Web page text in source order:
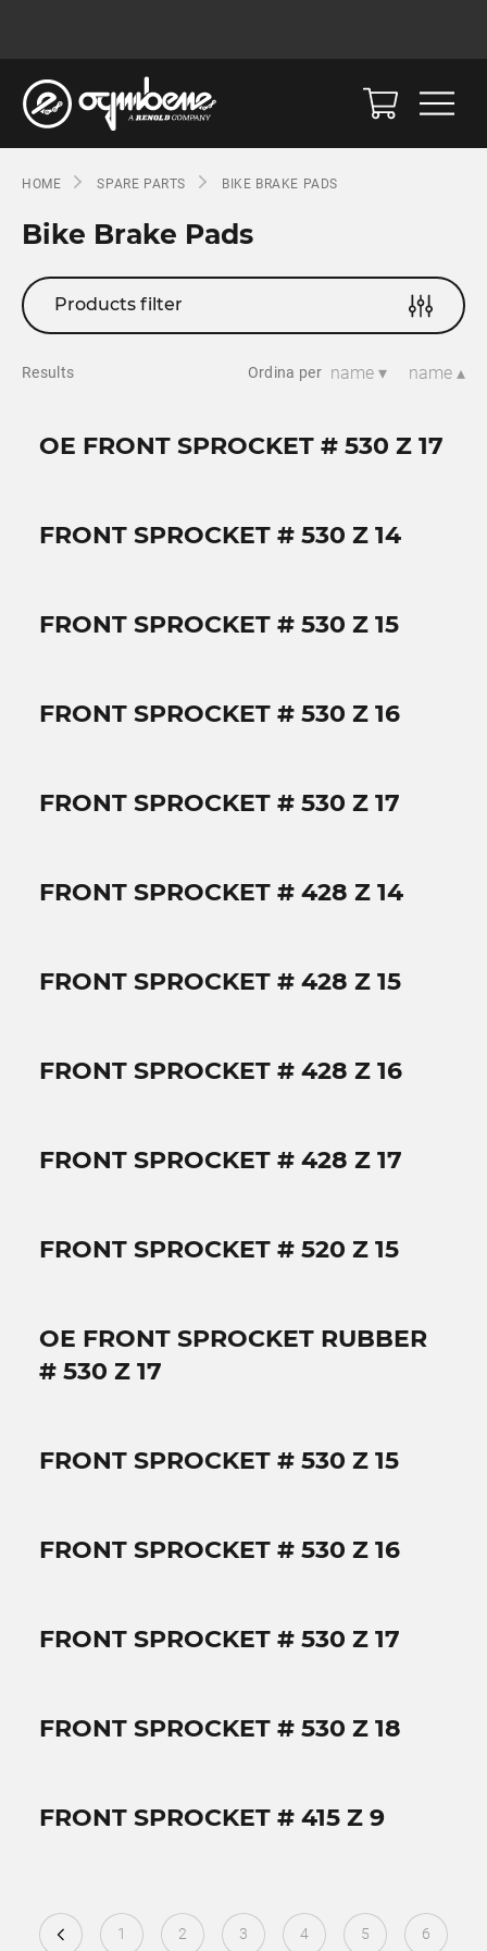
HOME SPARE PARTS BIKE BRAKE PADS
Bike Brake Pads
Products filter
Results Ordina per name ▾ name ▴
OE FRONT SPROCKET # 530 Z 17
FRONT SPROCKET # 530 Z 14
FRONT SPROCKET # 530 Z 15
FRONT SPROCKET # 530 Z 16
FRONT SPROCKET # 530 Z 17
FRONT SPROCKET # 428 Z 14
FRONT SPROCKET # 428 Z 15
FRONT SPROCKET # 428 Z 16
FRONT SPROCKET # 428 Z 17
FRONT SPROCKET # 520 Z 15
OE FRONT SPROCKET RUBBER
# 530 Z 17
FRONT SPROCKET # 530 Z 15
FRONT SPROCKET # 530 Z 16
FRONT SPROCKET # 530 Z 17
FRONT SPROCKET # 530 Z 18
FRONT SPROCKET # 415 Z 9
1 2 3 4 5 6